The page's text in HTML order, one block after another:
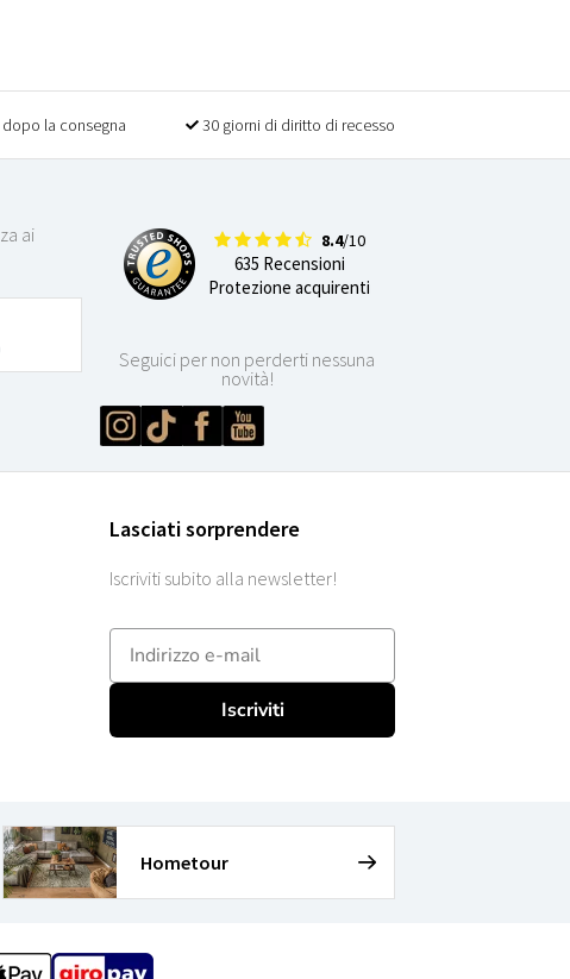
la consegna 30 giorni di diritto di recesso
ai
8.4/10
635 Recensioni
Protezione acquirenti
Seguici per non perderti nessuna
novità!
Lasciati sorprendere
Iscriviti subito alla newsletter!
E-mailadres
Iscriviti
Hometour